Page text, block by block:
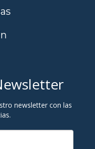
newsletter con las